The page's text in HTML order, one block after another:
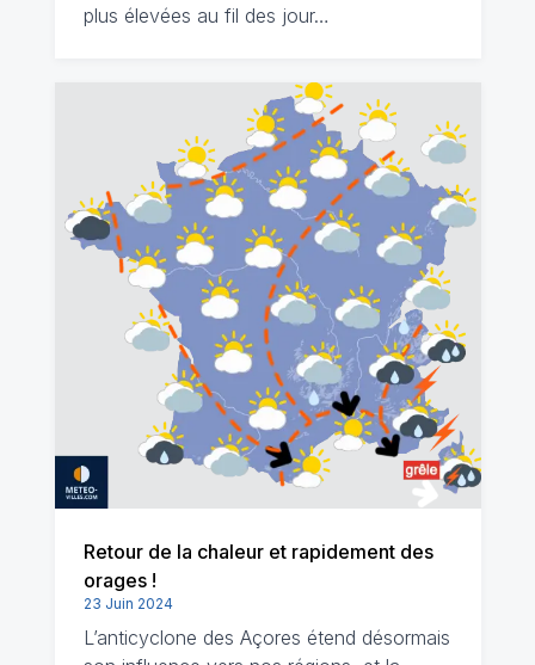
plus élevées au fil des jour…
Retour de la chaleur et rapidement des
orages !
23 Juin 2024
L’anticyclone des Açores étend désormais